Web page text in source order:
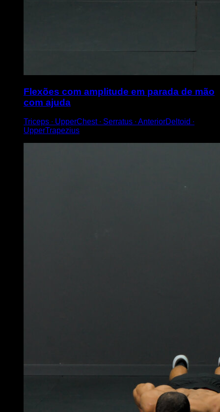
Flexões com amplitude em parada de mão
com ajuda
Triceps ∙ UpperChest ∙ Serratus ∙ AnteriorDeltoid ∙
UpperTrapezius